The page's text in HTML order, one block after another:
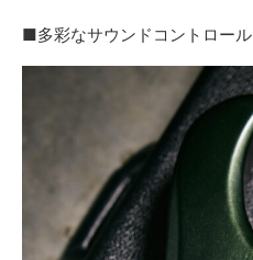
■多彩なサウンドコントロール